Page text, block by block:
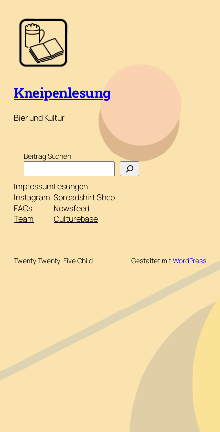
Kneipenlesung
Bier und Kultur
Beitrag Suchen
Impressum
Instagram
FAQs
Team
Lesungen
Spreadshirt Shop
Newsfeed
Culturebase
Twenty Twenty-Five Child Gestaltet mitWordPress